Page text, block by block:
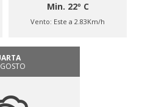
Min. 22º C
Vento: Este a 2.83Km/h